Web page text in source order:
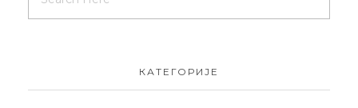
КАТЕГОРИЈЕ